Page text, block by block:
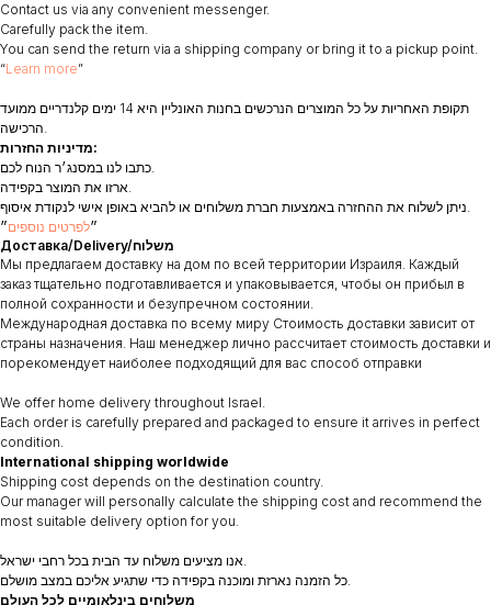
Contact us via any convenient messenger.
Carefully pack the item.
You can send the return via a shipping company or bring it to a pickup point.
“Learn more”
תקופת האחריות על כל המוצרים הנרכשים בחנות האונליין היא 14 ימים קלנדריים ממועד
הרכישה.
מדיניות החזרות:
כתבו לנו במסנג׳ר הנוח לכם.
ארזו את המוצר בקפידה.
ניתן לשלוח את ההחזרה באמצעות חברת משלוחים או להביא באופן אישי לנקודת איסוף.
״לפרטים נוספים״
Доставка/Delivery/משלוח
Мы предлагаем доставку на дом по всей территории Израиля. Каждый
заказ тщательно подготавливается и упаковывается, чтобы он прибыл в
полной сохранности и безупречном состоянии.
Международная доставка по всему миру Стоимость доставки зависит от
страны назначения. Наш менеджер лично рассчитает стоимость доставки и
порекомендует наиболее подходящий для вас способ отправки
We offer home delivery throughout Israel.
Each order is carefully prepared and packaged to ensure it arrives in perfect
condition.
International shipping worldwide
Shipping cost depends on the destination country.
Our manager will personally calculate the shipping cost and recommend the
most suitable delivery option for you.
אנו מציעים משלוח עד הבית בכל רחבי ישראל.
כל הזמנה נארזת ומוכנה בקפידה כדי שתגיע אליכם במצב מושלם.
משלוחים בינלאומיים לכל העולם